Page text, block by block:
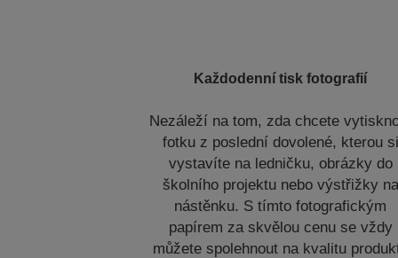
Každodenní tisk fotografií
Nezáleží na tom, zda chcete
fotku z poslední dovolené, kterou si
vystavíte na ledničku, obrázky do
školního projektu nebo výstřižky na
nástěnku. S tímto fotografickým
papírem za skvělou cenu se vždy
můžete spolehnout na kvalitu